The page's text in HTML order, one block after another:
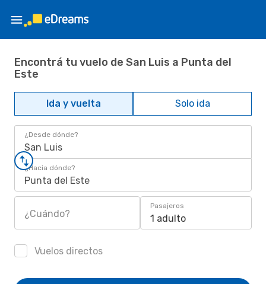
Encontrá tu vuelo de San Luis a Punta del
Este
Ida y vuelta Solo ida
¿Desde dónde?
San Luis
¿Hacia dónde?
Punta del Este
¿Cuándo?
Pasajeros
1 adulto
Vuelos directos